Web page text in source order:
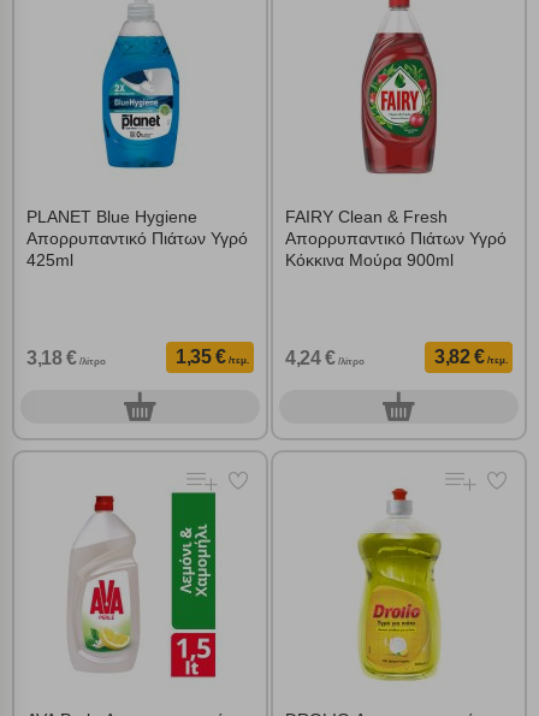
PLANET Blue Hygiene
Απορρυπαντικό Πιάτων Υγρό
425ml
3,18 € /λίτρο 1,35 € /τεμ.
0τεμ.
FAIRY Clean & Fresh
Απορρυπαντικό Πιάτων Υγρό
Κόκκινα Μούρα 900ml
4,24 € /λίτρο 3,82 € /τεμ.
0τεμ.